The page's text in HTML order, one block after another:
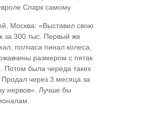
Спарк самому
Москва: «Выставил свою
за 300 тыс. Первый же
полчаса пинал колеса,
размером с пятак
Потом была череда таких
через 3 месяца за
нервов». Лучше бы